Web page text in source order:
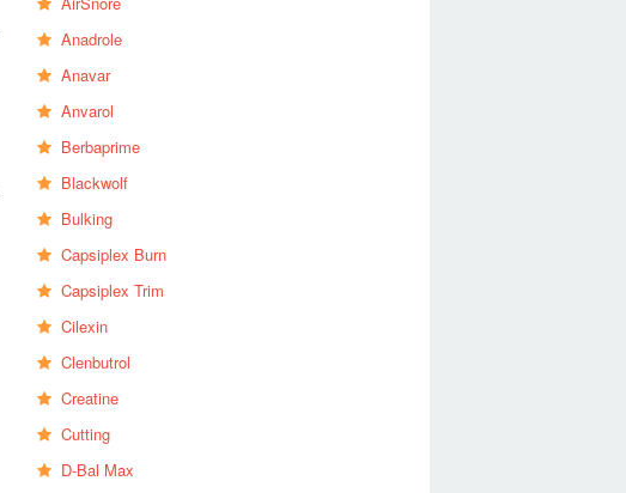
Anadrole
Anavar
Anvarol
Berbaprime
Blackwolf
Bulking
Capsiplex Burn
Capsiplex Trim
Cilexin
Clenbutrol
Creatine
Cutting
D-Bal Max